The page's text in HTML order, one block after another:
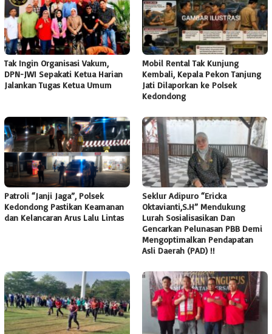
Tak Ingin Organisasi Vakum,
DPN-JWI Sepakati Ketua Harian
Jalankan Tugas Ketua Umum
Mobil Rental Tak Kunjung
Kembali, Kepala Pekon Tanjung
Jati Dilaporkan ke Polsek
Kedondong
Patroli “Janji Jaga”, Polsek
Kedondong Pastikan Keamanan
dan Kelancaran Arus Lalu Lintas
Seklur Adipuro “Ericka
Oktavianti,S.H” Mendukung
Lurah Sosialisasikan Dan
Gencarkan Pelunasan PBB Demi
Mengoptimalkan Pendapatan
Asli Daerah (PAD) !!